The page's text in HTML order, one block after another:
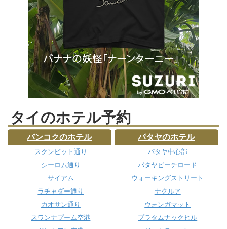
タイのホテル予約
バンコクのホテル
スクンビット通り
シーロム通り
サイアム
ラチャダー通り
カオサン通り
スワンナプーム空港
パタヤのホテル
パタヤ中心部
パタヤビーチロード
ウォーキングストリート
ナクルア
ウォンガマット
プラタムナックヒル